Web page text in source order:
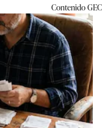
ContenidoGEC